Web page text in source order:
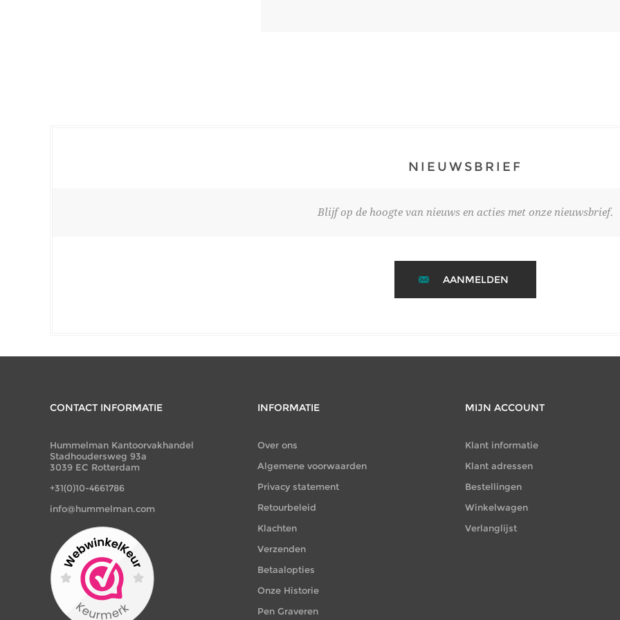
NIEUWSBRIEF
Blijf op de hoogte van nieuws en acties met onze nieuwsbrief.
AANMELDEN
CONTACT INFORMATIE
Hummelman Kantoorvakhandel
Stadhoudersweg 93a
3039 EC Rotterdam
+31(0)10-4661786
info@hummelman.com
INFORMATIE
Over ons
Algemene voorwaarden
Privacy statement
Retourbeleid
Klachten
Verzenden
Betaalopties
Onze Historie
Pen Graveren
MIJN ACCOUNT
Klant informatie
Klant adressen
Bestellingen
Winkelwagen
Verlanglijst